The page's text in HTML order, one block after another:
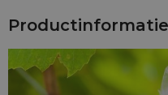
Productinformatie